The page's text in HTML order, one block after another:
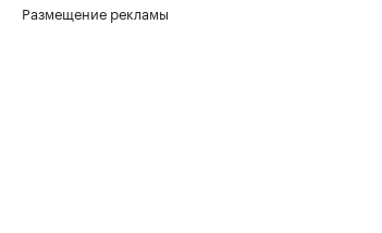
Размещение рекламы